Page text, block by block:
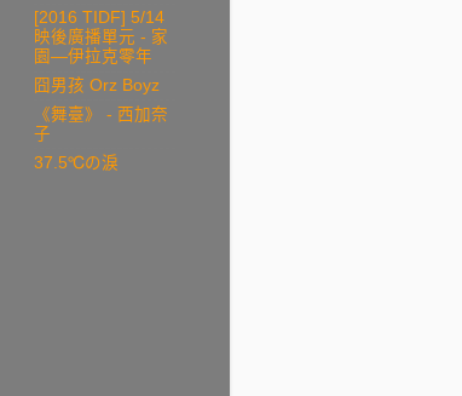
[2016 TIDF] 5/14
映後廣播單元 - 家
園—伊拉克零年
囧男孩 Orz Boyz
《舞臺》 - 西加奈
子
37.5℃の淚